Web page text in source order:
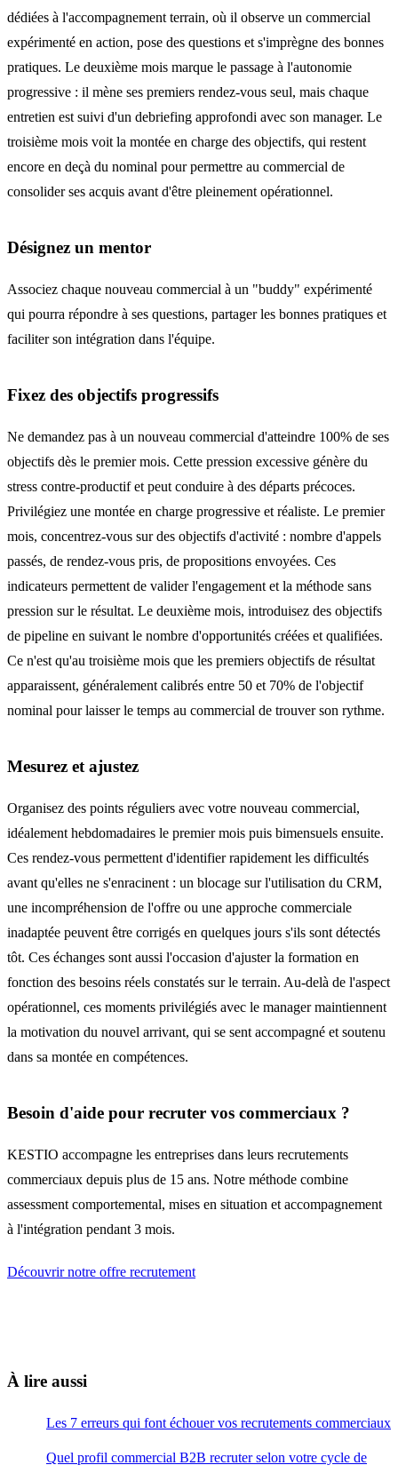
dédiées à l'accompagnement terrain, où il observe un commercial
expérimenté en action, pose des questions et s'imprègne des bonnes
pratiques. Le deuxième mois marque le passage à l'autonomie
progressive : il mène ses premiers rendez-vous seul, mais chaque
entretien est suivi d'un debriefing approfondi avec son manager. Le
troisième mois voit la montée en charge des objectifs, qui restent
encore en deçà du nominal pour permettre au commercial de
consolider ses acquis avant d'être pleinement opérationnel.
Désignez un mentor
Associez chaque nouveau commercial à un "buddy" expérimenté
qui pourra répondre à ses questions, partager les bonnes pratiques et
faciliter son intégration dans l'équipe.
Fixez des objectifs progressifs
Ne demandez pas à un nouveau commercial d'atteindre 100% de ses
objectifs dès le premier mois. Cette pression excessive génère du
stress contre-productif et peut conduire à des départs précoces.
Privilégiez une montée en charge progressive et réaliste. Le premier
mois, concentrez-vous sur des objectifs d'activité : nombre d'appels
passés, de rendez-vous pris, de propositions envoyées. Ces
indicateurs permettent de valider l'engagement et la méthode sans
pression sur le résultat. Le deuxième mois, introduisez des objectifs
de pipeline en suivant le nombre d'opportunités créées et qualifiées.
Ce n'est qu'au troisième mois que les premiers objectifs de résultat
apparaissent, généralement calibrés entre 50 et 70% de l'objectif
nominal pour laisser le temps au commercial de trouver son rythme.
Mesurez et ajustez
Organisez des points réguliers avec votre nouveau commercial,
idéalement hebdomadaires le premier mois puis bimensuels ensuite.
Ces rendez-vous permettent d'identifier rapidement les difficultés
avant qu'elles ne s'enracinent : un blocage sur l'utilisation du CRM,
une incompréhension de l'offre ou une approche commerciale
inadaptée peuvent être corrigés en quelques jours s'ils sont détectés
tôt. Ces échanges sont aussi l'occasion d'ajuster la formation en
fonction des besoins réels constatés sur le terrain. Au-delà de l'aspect
opérationnel, ces moments privilégiés avec le manager maintiennent
la motivation du nouvel arrivant, qui se sent accompagné et soutenu
dans sa montée en compétences.
Besoin d'aide pour recruter vos commerciaux ?
KESTIO accompagne les entreprises dans leurs recrutements
commerciaux depuis plus de 15 ans. Notre méthode combine
assessment comportemental, mises en situation et accompagnement
à l'intégration pendant 3 mois.
Découvrir notre offre recrutement
À lire aussi
Les 7 erreurs qui font échouer vos recrutements commerciaux
Quel profil commercial B2B recruter selon votre cycle de